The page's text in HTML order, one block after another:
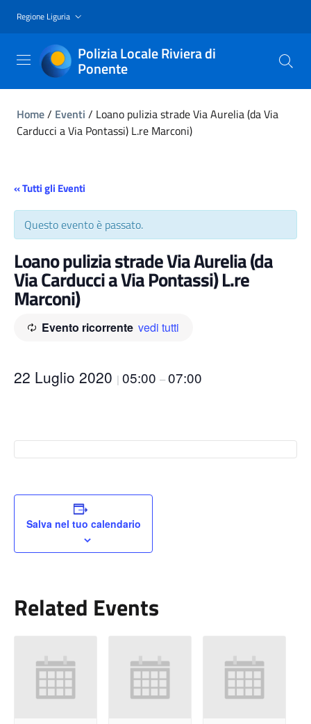
Regione Liguria
Polizia Locale Riviera di
Ponente
Home/ Eventi / Loano pulizia strade Via Aurelia (da Via
Carducci a Via Pontassi) L.re Marconi)
« Tutti gli Eventi
Questo evento è passato.
Loano pulizia strade Via Aurelia (da
Via Carducci a Via Pontassi) L.re
Marconi)
Evento ricorrente vedi tutti
22 Luglio 2020 | 05:00 –07:00
Salva nel tuo calendario
Related Events